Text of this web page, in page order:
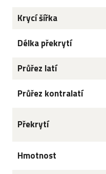
Krycí šířka
Délka překrytí
Průřez latí
Průřez kontralatí
Překrytí
Hmotnost